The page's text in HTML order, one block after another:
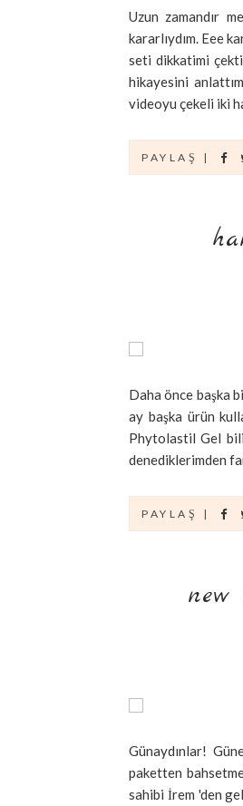
Uzun zamandır
kararlıydım. Eee
seti dikkatimi
hikayesini
videoyu çekeli iki
PAYLAŞ |
Daha önce başka
ay başka ürün
Phytolastil Gel
denediklerimden
PAYLAŞ |
Günaydınlar!
paketten
sahibi İrem 'den